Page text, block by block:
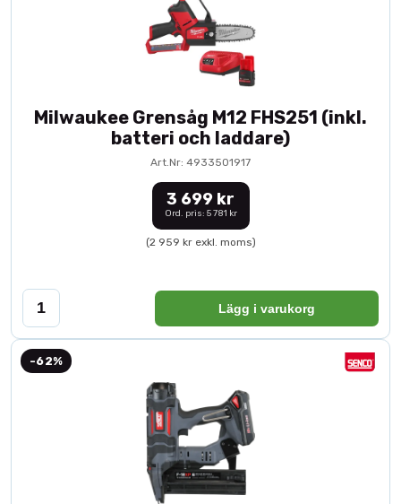
Milwaukee Grensåg M12 FHS251 (inkl.
batteri och laddare)
Art.Nr: 4933501917
3 699 kr
Ord. pris: 5 781 kr
(2 959 kr exkl. moms)
Lägg i varukorg
-62%